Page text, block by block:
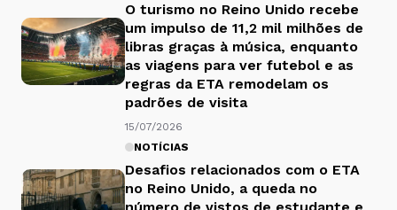
O turismo no Reino Unido recebe
um impulso de 11,2 mil milhões de
libras graças à música, enquanto
as viagens para ver futebol e as
regras da ETA remodelam os
padrões de visita
15/07/2026
NOTÍCIAS
Desafios relacionados com o ETA
no Reino Unido, a queda no